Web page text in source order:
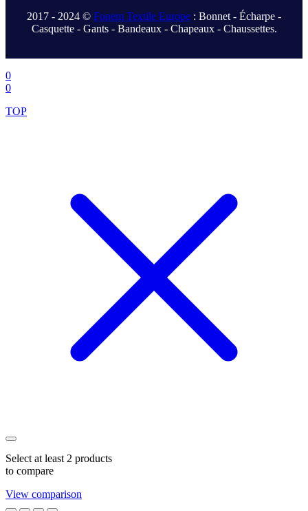
2017 - 2024 © Fonem Textile Europe : Bonnet - Écharpe -
Casquette - Gants - Bandeaux - Chapeaux - Chaussettes.
.
0
0
TOP
Select at least 2 products
to compare
View comparison